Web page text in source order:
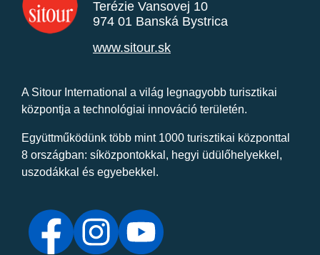
Terézie Vansovej 10
974 01 Banská Bystrica
www.sitour.sk
A Sitour International a világ legnagyobb turisztikai
központja a technológiai innováció területén.
Együttműködünk több mint 1000 turisztikai központtal
8 országban: síközpontokkal, hegyi üdülőhelyekkel,
uszodákkal és egyebekkel.